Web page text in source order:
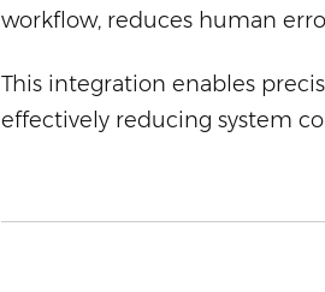
workflow, reduces human
This integration enables
effectively reducing system